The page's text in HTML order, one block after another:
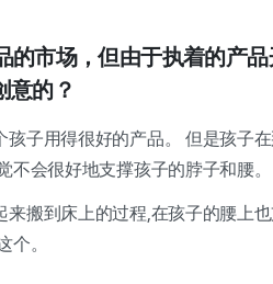
的市场，但由于执着的产
意的？
孩子用得很好的产品。 但是孩子
不会很好地支撑孩子的脖子和腰
来搬到床上的过程,在孩子的腰上
个。